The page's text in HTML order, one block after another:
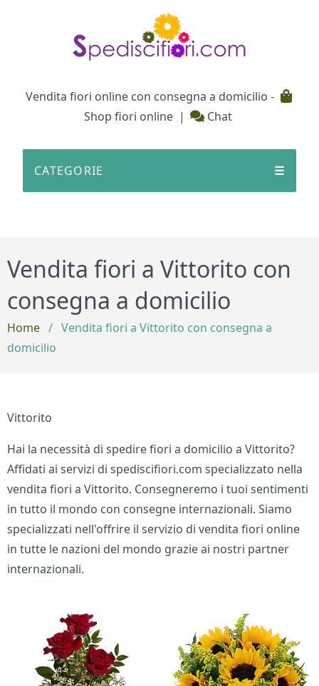
Vendita fiori online con consegna a domicilio -
Shop fiori online | Chat
CATEGORIE ☰
Vendita fiori a Vittorito con
consegna a domicilio
Home / Vendita fiori a Vittorito con consegna a
domicilio
Vittorito
Hai la necessità di spedire fiori a domicilio a Vittorito?
Affidati ai servizi di spediscifiori.com specializzato nella
vendita fiori a Vittorito. Consegneremo i tuoi sentimenti
in tutto il mondo con consegne internazionali. Siamo
specializzati nell'offrire il servizio di vendita fiori online
in tutte le nazioni del mondo grazie ai nostri partner
internazionali.
Bouquet di fiori